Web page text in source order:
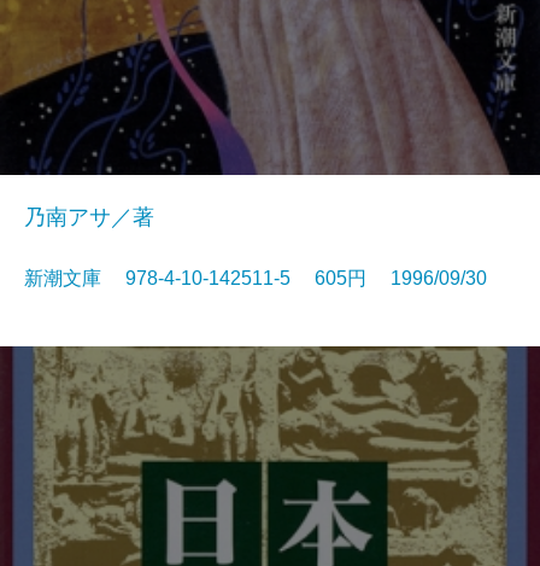
乃南アサ／著
新潮文庫 978-4-10-142511-5 605円 1996/09/30